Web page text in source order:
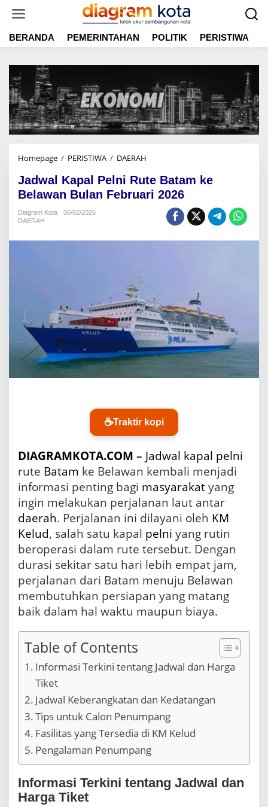
t
BERANDA PEMERINTAHAN POLITIK PERISTIWA
Homepage / PERISTIWA / DAERAH
d
w
l
n
i
R
u
t
a
e
B
e
l
a
w
a
n
B
u
l
a
F
e
r
r
0
2
6
Jadwal Kapal Pelni Rute Batam ke
Belawan Bulan Februari 2026
Diagram Kota
06/02/2026
DAERAH
☕
DIAGRAMKOTA.COM – Jadwal kapal pelni
rute Batam ke Belawan kembali menjadi
informasi penting bagi masyarakatyang
daerah. Perjalanan ini dilayani oleh KM
Kelud, salah satu kapal pelni yang rutin
beroperasi dalam rute tersebut. Dengan
durasi sekitar satu hari lebih empat jam,
perjalanan dari Batam menuju Belawan
membutuhkan persiapan yang matang
baik dalam hal waktu maupun biaya.
Table of Contents
Informasi Terkini tentang Jadwal dan Harga
Tiket
Jadwal Keberangkatan dan Kedatangan
Tips untuk Calon Penumpang
Fasilitas yang Tersedia di KM Kelud
Pengalaman Penumpang
Informasi Terkini tentang Jadwal dan
Harga Tiket